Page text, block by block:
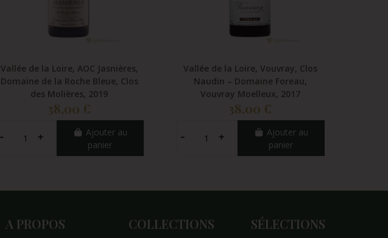
Vallée de la Loire, AOC Jasnières,
Domaine de la Roche Bleue, Clos
des Molières, 2019
38,00 €
Ajouter au
panier
Vallée de la Loire, Vouvray, Clos
Naudin – Domaine Foreau,
Vouvray Moelleux, 2017
38,00 €
Ajouter au
panier
A PROPOS COLLECTIONS SÉLECTIONS